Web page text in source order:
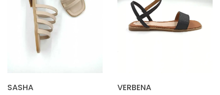
SASHA VERBENA